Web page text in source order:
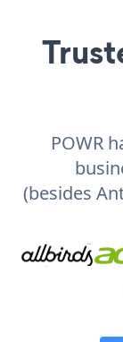
POWR
(besides